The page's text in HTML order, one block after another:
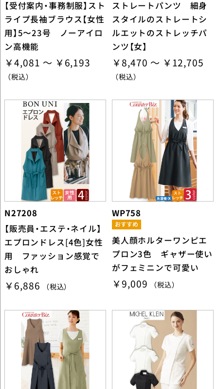
【受付案内・事務制服】スト
ライプ長袖ブラウス【女性
用】5〜23号 ノーアイロ
ン高機能
￥4,081 ～ ￥6,193
（税込）
ストレートパンツ 細身
スタイルのストレートシ
ルエットのストレッチパ
ンツ【女】
￥8,470 ～ ￥12,705
（税込）
N27208
【販売員・エステ・ネイル】
エプロンドレス[4色]女性
用 ファッション感覚で
おしゃれ
￥6,886 （税込）
WP758
美人顔ホルターワンピエ
プロン3色 ギャザー使い
がフェミニンで可愛い
￥9,009 （税込）